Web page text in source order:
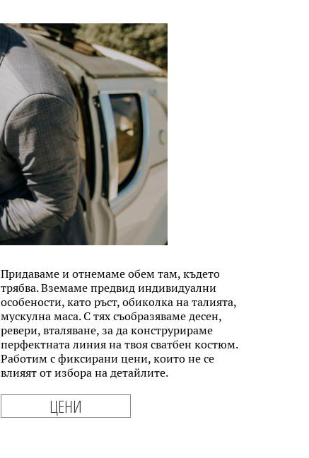
Придаваме и отнемаме обем там, където
трябва. Вземаме предвид индивидуални
особености, като ръст, обиколка на талията,
мускулна маса. С тях съобразяваме десен,
ревери, вталяване, за да конструрираме
перфектната линия на твоя сватбен костюм.
Работим с фиксирани цени, които не се
влияят от избора на детайлите.
ЦЕНИ